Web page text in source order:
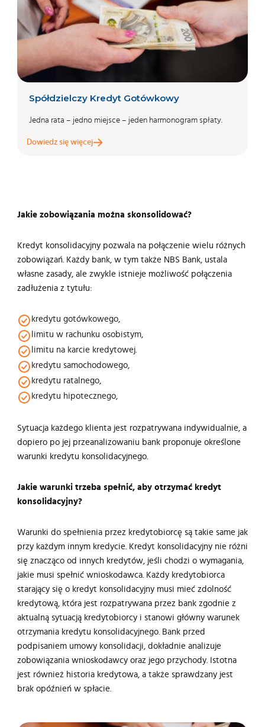
Spółdzielczy Kredyt Gotówkowy
Jedna rata – jedno miejsce – jeden harmonogram spłaty.
Dowiedz się więcej
Jakie zobowiązania można skonsolidować?
Kredyt konsolidacyjny pozwala na połączenie wielu różnych
zobowiązań. Każdy bank, w tym także NBS Bank, ustala
własne zasady, ale zwykle istnieje możliwość połączenia
zadłużenia z tytułu:
kredytu gotówkowego,
limitu w rachunku osobistym,
limitu na karcie kredytowej.
kredytu samochodowego,
kredytu ratalnego,
kredytu hipotecznego,
Sytuacja każdego klienta jest rozpatrywana indywidualnie, a
dopiero po jej przeanalizowaniu bank proponuje określone
warunki kredytu konsolidacyjnego.
Jakie warunki trzeba spełnić, aby otrzymać kredyt
konsolidacyjny?
Warunki do spełnienia przez kredytobiorcę są takie same jak
przy każdym innym kredycie. Kredyt konsolidacyjny nie różni
się znacząco od innych kredytów, jeśli chodzi o wymagania,
jakie musi spełnić wnioskodawca. Każdy kredytobiorca
starający się o kredyt konsolidacyjny musi mieć zdolność
kredytową, która jest rozpatrywana przez bank zgodnie z
aktualną sytuacją kredytobiorcy i stanowi główny warunek
otrzymania kredytu konsolidacyjnego. Bank przed
podpisaniem umowy konsolidacji, dokładnie analizuje
zobowiązania wnioskodawcy oraz jego przychody. Istotna
jest również historia kredytowa, a także sprawdzany jest
brak opóźnień w spłacie.